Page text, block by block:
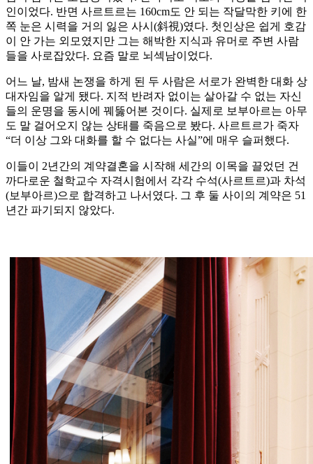
인이었다. 반면 사르트르는 160cm도 안 되는 작달막한 키에 한
쪽 눈은 시력을 거의 잃은 사시(斜視)였다. 첫인상은 쉽게 호감
이 안 가는 외모였지만 그는 해박한 지식과 유머로 주변 사람
들을 사로잡았다. 요즘 말로 뇌섹남이었다.
어느 날, 밤새 논쟁을 하게 된 두 사람은 서로가 완벽한 대화 상
대자임을 알게 됐다. 지적 반려자 없이는 살아갈 수 없는 자신
들의 운명을 동시에 꿰뚫어본 것이다. 실제로 보부아르는 아무
도 말 걸어오지 않는 상태를 죽음으로 봤다. 사르트르가 죽자
“더 이상 그와 대화를 할 수 없다는 사실”에 매우 슬퍼했다.
이들이 2년간의 계약결혼을 시작해 세간의 이목을 끌었던 건
까다로운 철학교수 자격시험에서 각각 수석(사르트르)과 차석
(보부아르)으로 합격하고 나서였다. 그 후 둘 사이의 계약은 51
년간 파기되지 않았다.